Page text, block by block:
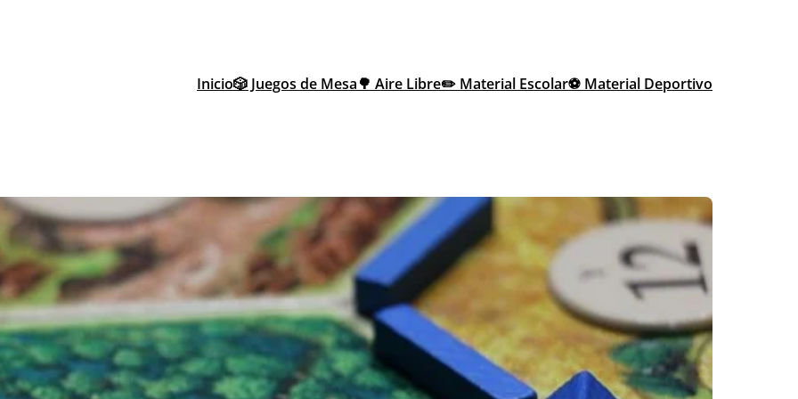
Inicio🎲 Juegos de Mesa🌳 Aire Libre✏️ Material Escolar⚽ Material Deportivo